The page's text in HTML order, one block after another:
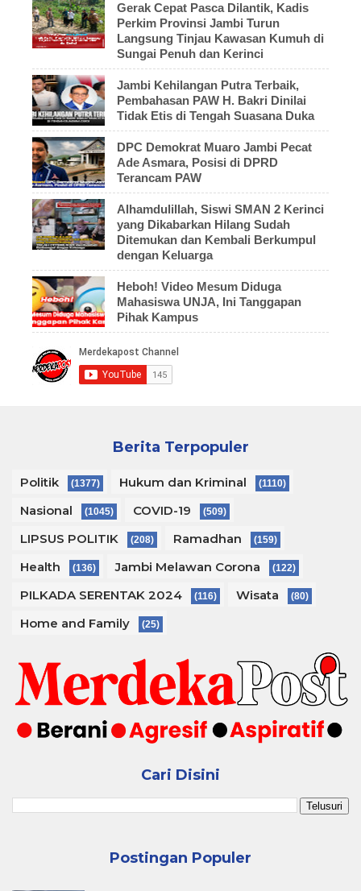
Gerak Cepat Pasca Dilantik, Kadis
Perkim Provinsi Jambi Turun
Langsung Tinjau Kawasan Kumuh di
Sungai Penuh dan Kerinci
Jambi Kehilangan Putra Terbaik,
Pembahasan PAW H. Bakri Dinilai
Tidak Etis di Tengah Suasana Duka
DPC Demokrat Muaro Jambi Pecat
Ade Asmara, Posisi di DPRD
Terancam PAW
Alhamdulillah, Siswi SMAN 2 Kerinci
yang Dikabarkan Hilang Sudah
Ditemukan dan Kembali Berkumpul
dengan Keluarga
Heboh! Video Mesum Diduga
Mahasiswa UNJA, Ini Tanggapan
Pihak Kampus
Berita Terpopuler
Politik (1377) Hukum dan Kriminal (1110)
Nasional (1045) COVID-19 (509)
LIPSUS POLITIK (208) Ramadhan (159)
Health (136) Jambi Melawan Corona (122)
PILKADA SERENTAK 2024 (116) Wisata (80)
Home and Family (25)
Cari Disini
Postingan Populer